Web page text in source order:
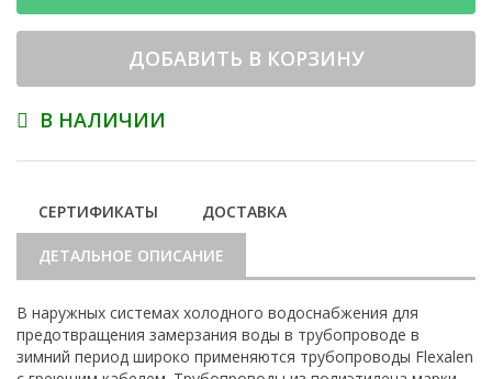
ДОБАВИТЬ В КОРЗИНУ
В НАЛИЧИИ
СЕРТИФИКАТЫ ДОСТАВКА
ДЕТАЛЬНОЕ ОПИСАНИЕ
В наружных системах холодного водоснабжения для
предотвращения замерзания воды в трубопроводе в
зимний период широко применяются трубопроводы Flexalen